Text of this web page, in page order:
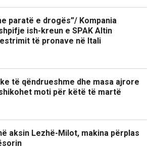
paratë e drogës”/ Kompania
ish-kreun e SPAK Altin
të pronave në Itali
të qëndrueshme dhe masa ajrore
moti për këtë të martë
aksin Lezhë-Milot, makina përplas